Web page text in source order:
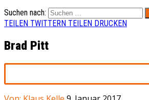
Suchen nach:
TEILEN TWITTERN TEILEN DRUCKEN
Brad Pitt